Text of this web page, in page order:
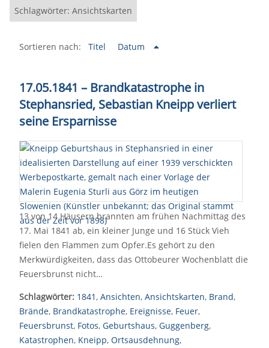
Schlagwörter: Ansichtskarten
Sortieren nach: Titel Datum
17.05.1841 – Brandkatastrophe in
Stephansried, Sebastian Kneipp verliert
seine Ersparnisse
13 von 14 Häusern brannten am frühen Nachmittag des
17. Mai 1841 ab, ein kleiner Junge und 16 Stück Vieh
fielen den Flammen zum Opfer.Es gehört zu den
Merkwürdigkeiten, dass das Ottobeurer Wochenblatt die
Feuersbrunst nicht…
Schlagwörter: 1841, Ansichten, Ansichtskarten, Brand,
Brände, Brandkatastrophe, Ereignisse, Feuer,
Feuersbrunst, Fotos, Geburtshaus, Guggenberg,
Katastrophen, Kneipp, Ortsausdehnung,